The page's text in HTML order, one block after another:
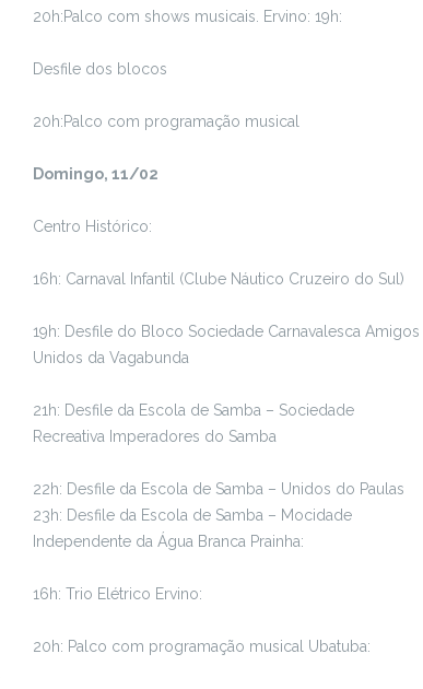
20h:Palco com shows musicais. Ervino: 19h:
Desfile dos blocos
20h:Palco com programação musical
Domingo, 11/02
Centro Histórico:
16h: Carnaval Infantil (Clube Náutico Cruzeiro do Sul)
19h: Desfile do Bloco Sociedade Carnavalesca Amigos
Unidos da Vagabunda
21h: Desfile da Escola de Samba – Sociedade
Recreativa Imperadores do Samba
22h: Desfile da Escola de Samba – Unidos do Paulas
23h: Desfile da Escola de Samba – Mocidade
Independente da Água Branca Prainha:
16h: Trio Elétrico Ervino:
20h: Palco com programação musical Ubatuba: